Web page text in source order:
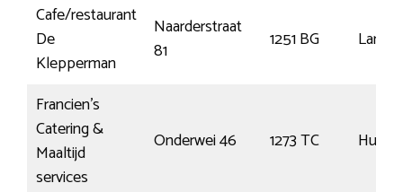
Cafe/restaurant
De
Klepperman
Naarderstraat
81
1251 BG Laren
Francien’s
Catering &
Maaltijd
services
Onderwei 46 1273 TC Huizen